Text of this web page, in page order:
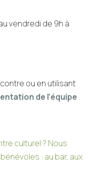
vendredi de 9h à
ou en utilisant
de l’équipe
culturel ? Nous
: au bar, aux